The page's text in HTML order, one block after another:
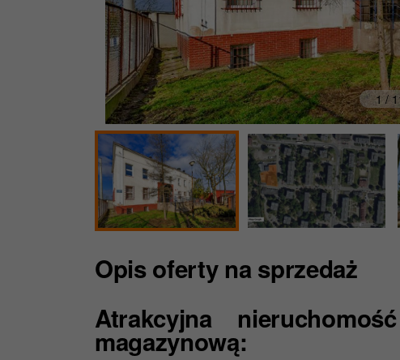
1 /
Opis oferty na sprzedaż
Atrakcyjna
magazynową: